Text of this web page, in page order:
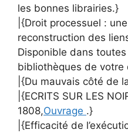
les bonnes librairies.}
|{Droit processuel :
reconstruction des
Disponible dans
bibliothèques de votre
|{Du mauvais côté de
|{ECRITS SUR LES
1808,Ouvrage .}
|{Efficacité de